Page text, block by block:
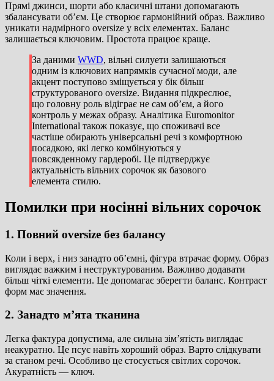
Прямі джинси, шорти або класичні штани допомагають
збалансувати об’єм. Це створює гармонійний образ. Важливо
уникати надмірного oversize у всіх елементах. Баланс
залишається ключовим. Простота працює краще.
За даними WWD, вільні силуети залишаються
одним із ключових напрямків сучасної моди, але
акцент поступово зміщується у бік більш
структурованого oversize. Видання підкреслює,
що головну роль відіграє не сам об’єм, а його
контроль у межах образу. Аналітика Euromonitor
International також показує, що споживачі все
частіше обирають універсальні речі з комфортною
посадкою, які легко комбінуються у
повсякденному гардеробі. Це підтверджує
актуальність вільних сорочок як базового
елемента стилю.
Помилки при носінні вільних сорочок
1. Повний oversize без балансу
Коли і верх, і низ занадто об’ємні, фігура втрачає форму. Образ
виглядає важким і неструктурованим. Важливо додавати
більш чіткі елементи. Це допомагає зберегти баланс. Контраст
форм має значення.
2. Занадто м’ята тканина
Легка фактура допустима, але сильна зім’ятість виглядає
неакуратно. Це псує навіть хороший образ. Варто слідкувати
за станом речі. Особливо це стосується світлих сорочок.
Акуратність — ключ.